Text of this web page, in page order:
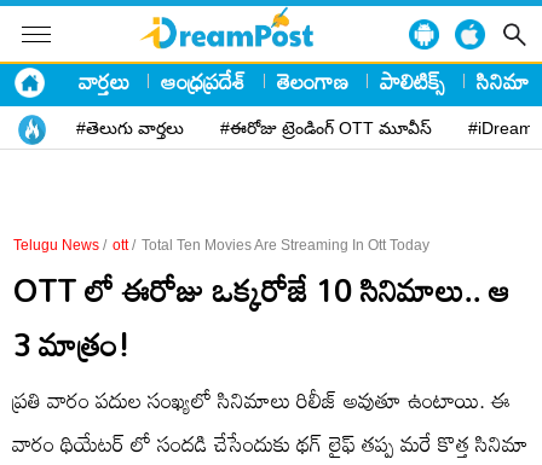
వార్తలు ఆంధ్రప్రదేశ్ తెలంగాణ పాలిటిక్స్ సినిమా
#తెలుగు వార్తలు #ఈరోజు ట్రెండింగ్ OTT మూవీస్
Telugu News / ott/ Total Ten Movies Are Streaming In Ott Today
OTT లో ఈరోజు ఒక్కరోజే 10 సినిమాలు.. ఆ
3 మాత్రం!
ప్రతి వారం పదుల సంఖ్యలో సినిమాలు రిలీజ్ అవుతూ ఉంటాయి. ఈ
వారం థియేటర్ లో సందడి చేసేందుకు థగ్ లైఫ్ తప్ప మరే కొత్త సినిమా